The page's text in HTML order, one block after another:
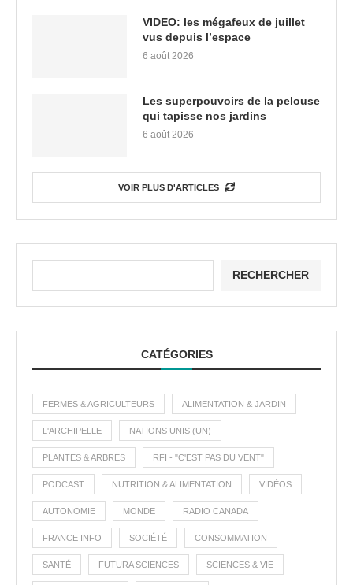
VIDEO: les mégafeux de juillet
vus depuis l’espace
6 août 2026
Les superpouvoirs de la pelouse
qui tapisse nos jardins
6 août 2026
VOIR PLUS D'ARTICLES
RECHERCHER
CATÉGORIES
FERMES & AGRICULTEURS ALIMENTATION & JARDIN
L'ARCHIPELLE NATIONS UNIS (UN)
PLANTES & ARBRES RFI - "C'EST PAS DU VENT"
PODCAST NUTRITION & ALIMENTATION VIDÉOS
AUTONOMIE MONDE RADIO CANADA
FRANCE INFO SOCIÉTÉ CONSOMMATION
SANTÉ FUTURA SCIENCES SCIENCES & VIE